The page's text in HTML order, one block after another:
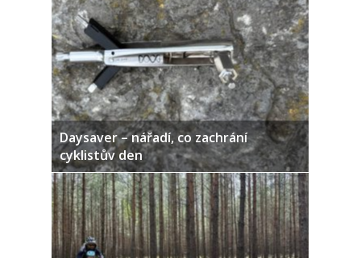
Daysaver – nářadí, co zachrání
cyklistův den